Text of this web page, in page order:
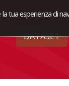
tua esperienza di
DATASET